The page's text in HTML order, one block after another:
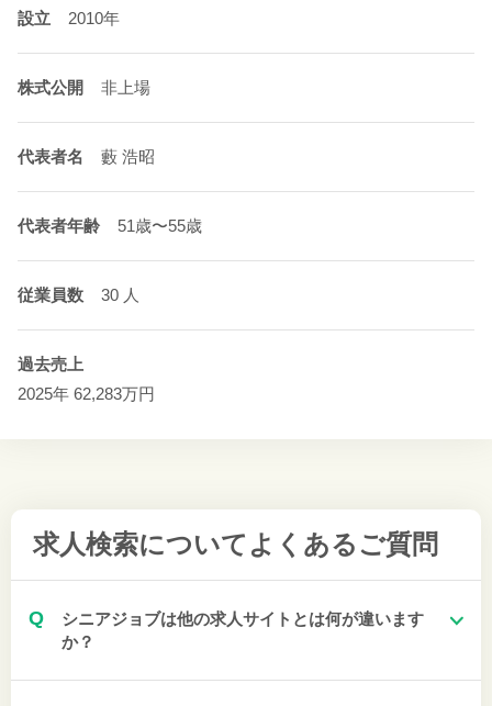
設立 2010年
株式公開 非上場
代表者名 藪 浩昭
代表者年齢 51歳〜55歳
従業員数 30 人
過去売上
2025年 62,283万円
求人検索について よくあるご質問
Q
シニアジョブは他の求人サイトとは何が違います
か？